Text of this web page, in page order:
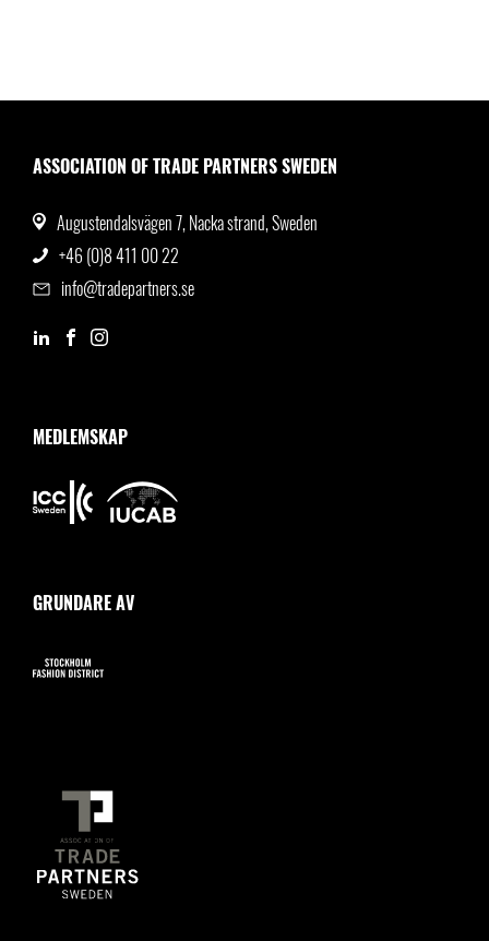
ASSOCIATION OF TRADE PARTNERS SWEDEN
Augustendalsvägen 7, Nacka strand, Sweden
+46 (0)8 411 00 22
info@tradepartners.se
MEDLEMSKAP
GRUNDARE AV